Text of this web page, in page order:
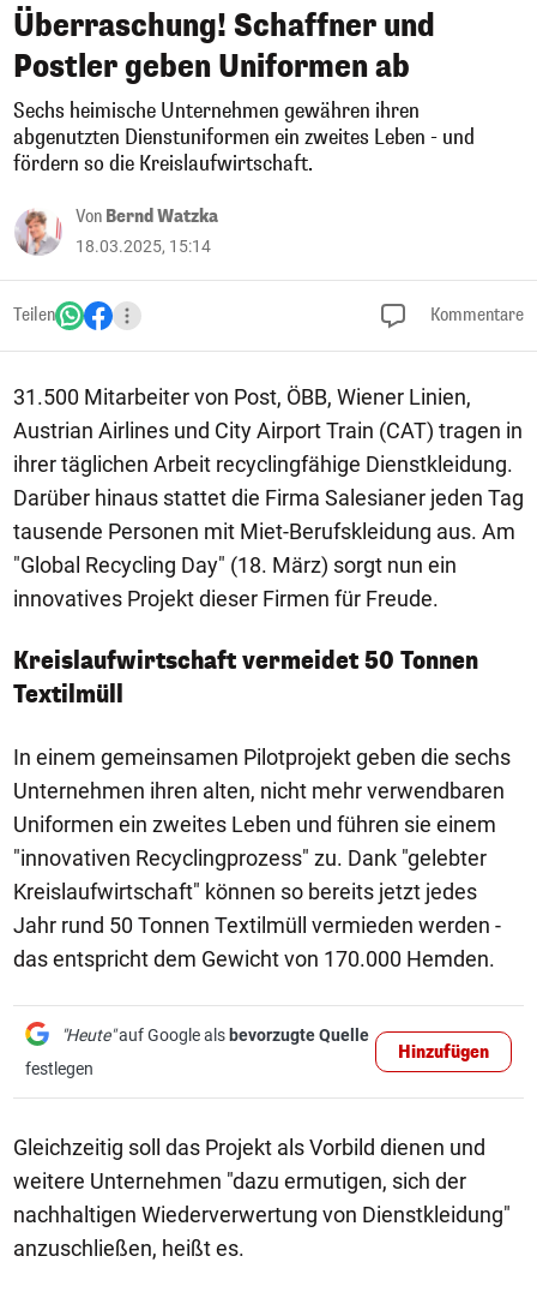
Überraschung! Schaffner und
Postler geben Uniformen ab
Sechs heimische Unternehmen gewähren ihren
abgenutzten Dienstuniformen ein zweites Leben - und
fördern so die Kreislaufwirtschaft.
Von Bernd Watzka
18.03.2025, 15:14
Teilen Kommentare
31.500 Mitarbeiter von Post, ÖBB, Wiener Linien,
Austrian Airlines und City Airport Train (CAT) tragen in
ihrer täglichen Arbeit recyclingfähige Dienstkleidung.
Darüber hinaus stattet die Firma Salesianer jeden Tag
tausende Personen mit Miet-Berufskleidung aus. Am
"Global Recycling Day" (18. März) sorgt nun ein
innovatives Projekt dieser Firmen für Freude.
Kreislaufwirtschaft vermeidet 50 Tonnen
Textilmüll
In einem gemeinsamen Pilotprojekt geben die sechs
Unternehmen ihren alten, nicht mehr verwendbaren
Uniformen ein zweites Leben und führen sie einem
"innovativen Recyclingprozess" zu. Dank "gelebter
Kreislaufwirtschaft" können so bereits jetzt jedes
Jahr rund 50 Tonnen Textilmüll vermieden werden -
das entspricht dem Gewicht von 170.000 Hemden.
"Heute"auf Google als bevorzugte Quelle
festlegen
Hinzufügen
Gleichzeitig soll das Projekt als Vorbild dienen und
weitere Unternehmen "dazu ermutigen, sich der
nachhaltigen Wiederverwertung von Dienstkleidung"
anzuschließen, heißt es.